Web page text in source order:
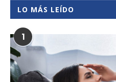
LO MÁS LEÍDO
1